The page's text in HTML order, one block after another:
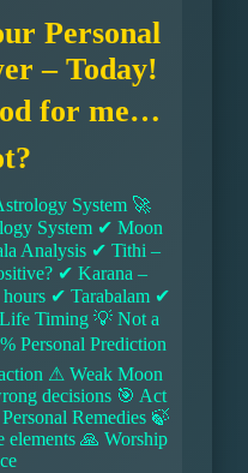
Personal
– Today!
for me…
System 🚀
System ✔ Moon
Analysis ✔ Tithi –
✔ Karana –
✔ Tarabalam ✔
Timing 💡 Not a
Personal Prediction
⚠ Weak Moon
decisions 🎯 Act
Remedies 🍃
🙏 Worship